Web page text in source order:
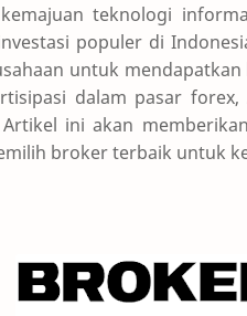
teknologi
populer di
untuk
dalam pasar
ini akan
broker terbaik untuk